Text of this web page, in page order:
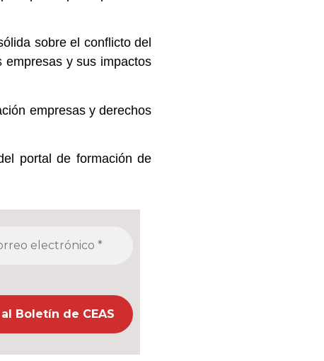
sobre el conflicto del
empresas y sus impactos
empresas y derechos
portal de formación de